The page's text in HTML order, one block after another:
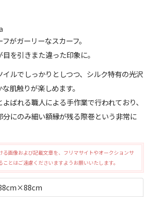
がガーリーなスカーフ。
を引きまた違った印象に。
ルでしっかりとしつつ、シルク特有の光沢
肌触りが楽しめます。
ばれる職人による手作業で行われており、
にのみ細い額縁が残る際巻という非常に
画像および記載文章を、フリマサイトやオークションサ
とはご遠慮くださいますようお願いいたします。